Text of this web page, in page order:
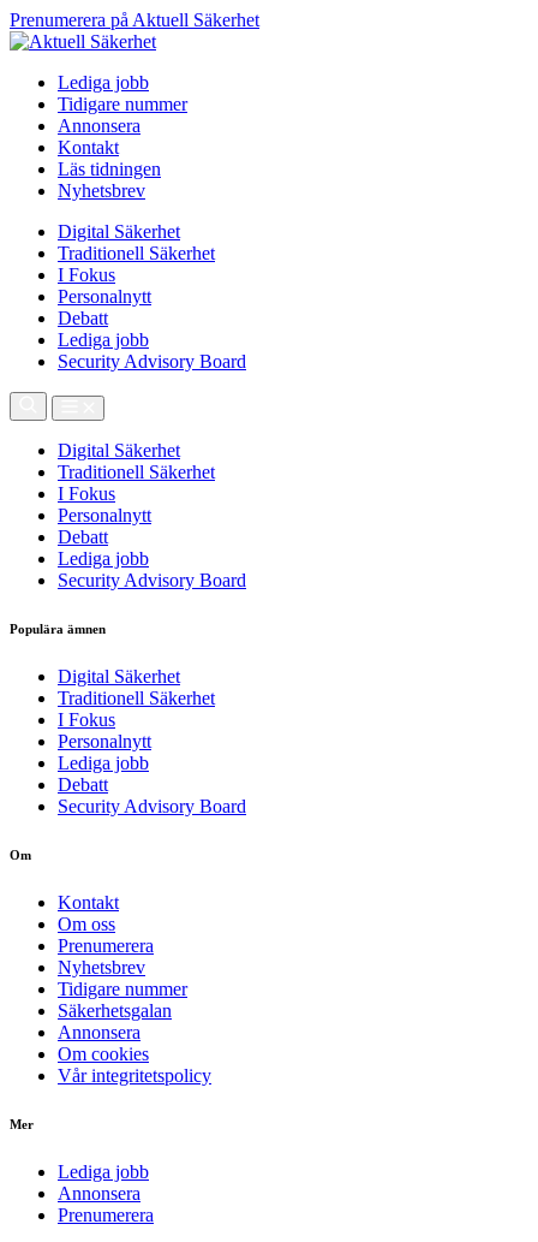
Prenumerera på Aktuell Säkerhet
Lediga jobb
Tidigare nummer
Annonsera
Kontakt
Läs tidningen
Nyhetsbrev
Digital Säkerhet
Traditionell Säkerhet
I Fokus
Personalnytt
Debatt
Lediga jobb
Security Advisory Board
Digital Säkerhet
Traditionell Säkerhet
I Fokus
Personalnytt
Debatt
Lediga jobb
Security Advisory Board
Populära ämnen
Digital Säkerhet
Traditionell Säkerhet
I Fokus
Personalnytt
Lediga jobb
Debatt
Security Advisory Board
Om
Kontakt
Om oss
Prenumerera
Nyhetsbrev
Tidigare nummer
Säkerhetsgalan
Annonsera
Om cookies
Vår integritetspolicy
Mer
Lediga jobb
Annonsera
Prenumerera